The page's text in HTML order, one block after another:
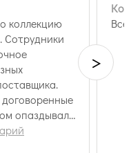
коллекцию
Сотрудники
опаздывал
>